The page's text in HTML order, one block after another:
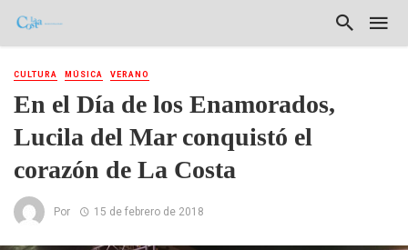
CULTURA MÚSICA VERANO
En el Día de los Enamorados,
Lucila del Mar conquistó el
corazón de La Costa
Por 15 de febrero de 2018